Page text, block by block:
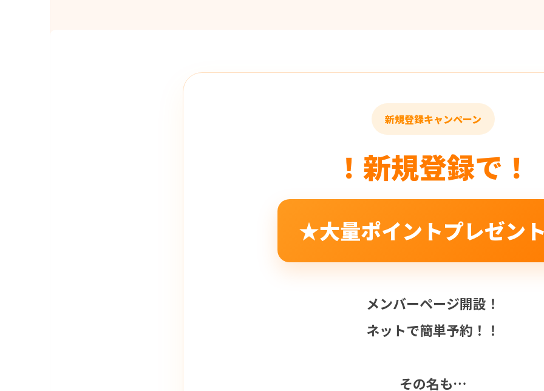
新規登録キャンペーン
！新規登録で！
★大量ポイントプレゼン
メンバーページ開設！
ネットで簡単予約！！
その名も…